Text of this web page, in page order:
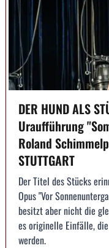
DER HUND ALS
Uraufführung
Roland
STUTTGART
Der Titel des Stücks
Opus "Vor
besitzt aber nicht die
es originelle Einfälle,
werden.